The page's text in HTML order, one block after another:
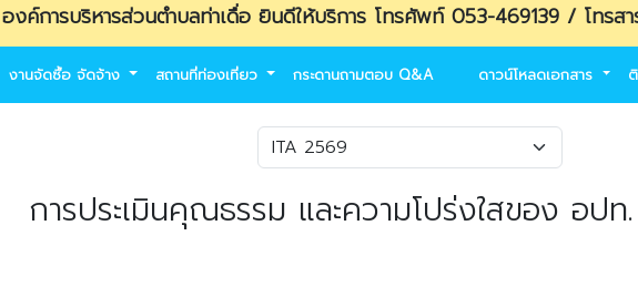
ารส่วนตำบลท่าเดื่อ ยินดีให้บริการ โทรศัพท์ 053-469139 / โทรสาร (FAX) :
งานจัดซื้อ จัดจ้าง สถานที่ท่องเที่ยว กระดานถามตอบ Q&A ดาวน์โหลดเอกสาร
การประเมินคุณธรรม และความโปร่งใสของ อป